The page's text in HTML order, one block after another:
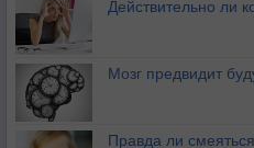
Действительно ли
Мозг предвидит
Правда ли